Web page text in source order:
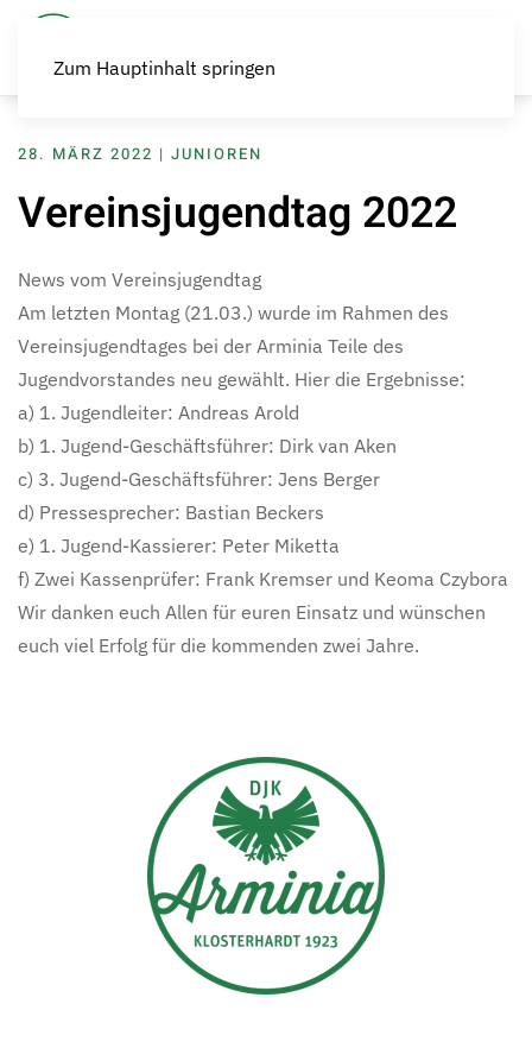
Zum Hauptinhalt springen
28. MÄRZ 2022 | JUNIOREN
Vereinsjugendtag 2022
News vom Vereinsjugendtag
Am letzten Montag (21.03.) wurde im Rahmen des
Vereinsjugendtages bei der Arminia Teile des
Jugendvorstandes neu gewählt. Hier die Ergebnisse:
a) 1. Jugendleiter: Andreas Arold
b) 1. Jugend-Geschäftsführer: Dirk van Aken
c) 3. Jugend-Geschäftsführer: Jens Berger
d) Pressesprecher: Bastian Beckers
e) 1. Jugend-Kassierer: Peter Miketta
f) Zwei Kassenprüfer: Frank Kremser und Keoma Czybora
Wir danken euch Allen für euren Einsatz und wünschen
euch viel Erfolg für die kommenden zwei Jahre.